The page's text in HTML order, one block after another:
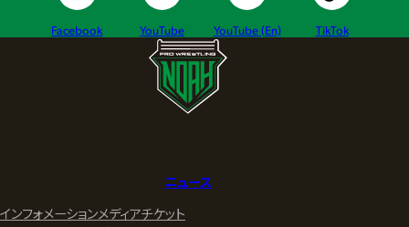
Facebook YouTube YouTube (En) TikTok
ニュース
インフォメーションメディアチケット